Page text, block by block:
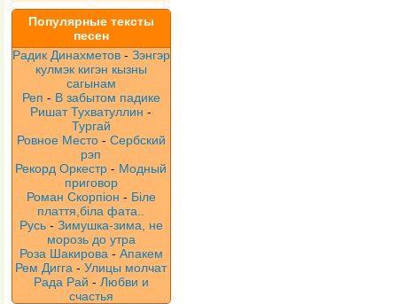
Популярные тексты
песен
Радик Динахметов - Зэнгэр
кулмэк кигэн кызны
сагынам
Реп - В забытом падике
Ришат Тухватуллин -
Тургай
Ровное Место - Сербский
рэп
Рекорд Оркестр - Модный
приговор
Роман Скорпіон - Біле
плаття,біла фата..
Русь - Зимушка-зима, не
морозь до утра
Роза Шакирова - Апакем
Рем Дигга -Улицы молчат
Рада Рай - Любви и
счастья